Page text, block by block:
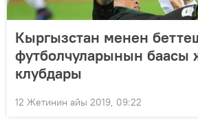
Кыргызстан менен
футболчуларынын баасы
клубдары
12 Жетинин айы 2019, 09:22